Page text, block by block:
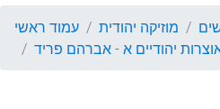
עמוד ראשי מוזיקה יהודית
יהודיים א - אברהם פריד